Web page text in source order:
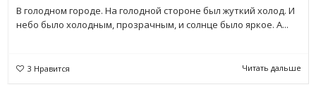
В голодном городе. На голодной стороне был жуткий холод. И
небо было холодным, прозрачным, и солнце было яркое. А...
3 Нравится Читать дальше